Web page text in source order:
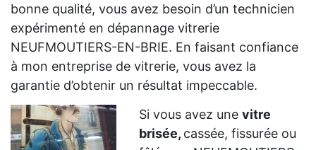
bonne qualité, vous avez besoin d’un technicien
expérimenté en dépannage vitrerie
NEUFMOUTIERS-EN-BRIE. En faisant confiance
à mon entreprise de vitrerie, vous avez la
garantie d’obtenir un résultat impeccable.
Si vous avez unevitre
brisée, cassée, fissurée ou